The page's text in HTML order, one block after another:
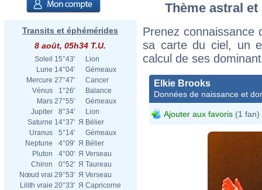
Transits et éphémérides
8 août, 05h34 T.U.
Soleil 15°43'
Lion
Lune 14°04'
Gémeaux
Mercure 27°47'
Cancer
Vénus
1°26'
Balance
Mars 27°55'
Gémeaux
Jupiter
8°34'
Lion
Saturne 14°37' Я Bélier
Uranus
5°14'
Gémeaux
Neptune
4°09' Я Bélier
Pluton
4°00' Я Verseau
Chiron
0°52' Я Taureau
Nœud vrai 29°53' Я Verseau
Lilith vraie 20°33' Я Capricorne
Thème astral
Prenez connaissance
sa carte du ciel, un
calcul de ses
Elkie Brooks
Données de naissance et
Ajouter aux favoris (1 fan)